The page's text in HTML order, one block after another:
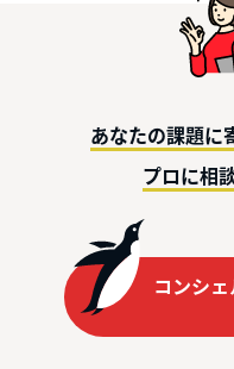
あなたの課題に
プロに相
コンシ